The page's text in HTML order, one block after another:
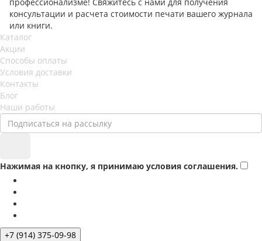
консультации и расчета стоимости печати вашего журнала
или книги.
Каталог
Акции
Способы оплаты
Условия доставки
Контакты
Блог
Наши работы
Нажимая на кнопку, я принимаю условия соглашения.
+7 (914) 375-09-98